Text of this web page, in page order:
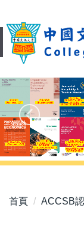
到
主
要
容
首頁 ACCSB